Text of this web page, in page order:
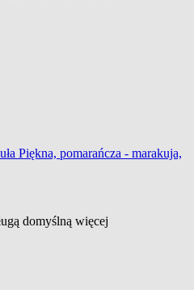
Piękna, pomarańcza - marakuja,
domyślną więcej